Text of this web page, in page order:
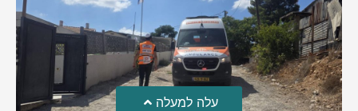
עלה למעלה